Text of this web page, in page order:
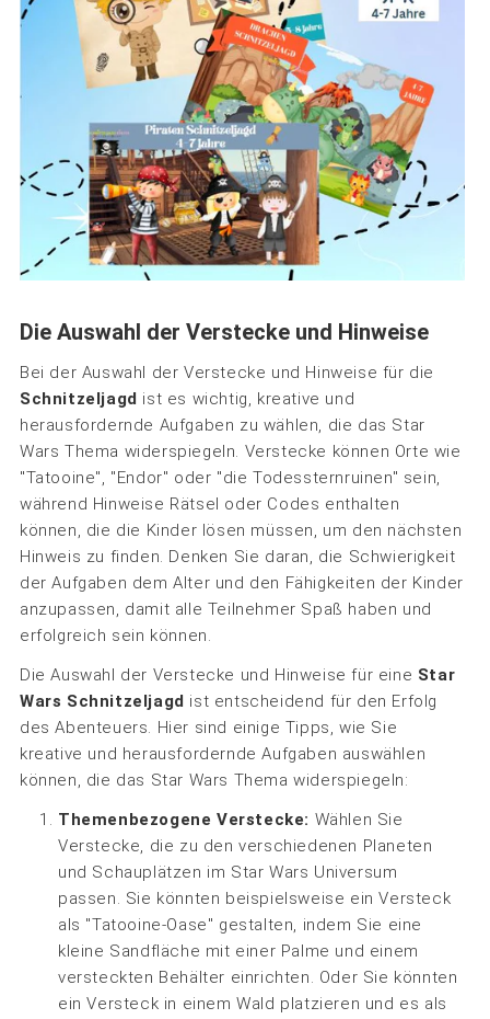
Die Auswahl der Verstecke und Hinweise
Bei der Auswahl der Verstecke und Hinweise für die
Schnitzeljagd ist es wichtig, kreative und
herausfordernde Aufgaben zu wählen, die das Star
Wars Thema widerspiegeln. Verstecke können Orte wie
"Tatooine", "Endor" oder "die Todessternruinen" sein,
während Hinweise Rätsel oder Codes enthalten
können, die die Kinder lösen müssen, um den nächsten
Hinweis zu finden. Denken Sie daran, die Schwierigkeit
der Aufgaben dem Alter und den Fähigkeiten der Kinder
anzupassen, damit alle Teilnehmer Spaß haben und
erfolgreich sein können.
Die Auswahl der Verstecke und Hinweise für eine Star
Wars Schnitzeljagd ist entscheidend für den Erfolg
des Abenteuers. Hier sind einige Tipps, wie Sie
kreative und herausfordernde Aufgaben auswählen
können, die das Star Wars Thema widerspiegeln:
Themenbezogene Verstecke: Wählen Sie
Verstecke, die zu den verschiedenen Planeten
und Schauplätzen im Star Wars Universum
passen. Sie könnten beispielsweise ein Versteck
als "Tatooine-Oase" gestalten, indem Sie eine
kleine Sandfläche mit einer Palme und einem
versteckten Behälter einrichten. Oder Sie könnten
ein Versteck in einem Wald platzieren und es als